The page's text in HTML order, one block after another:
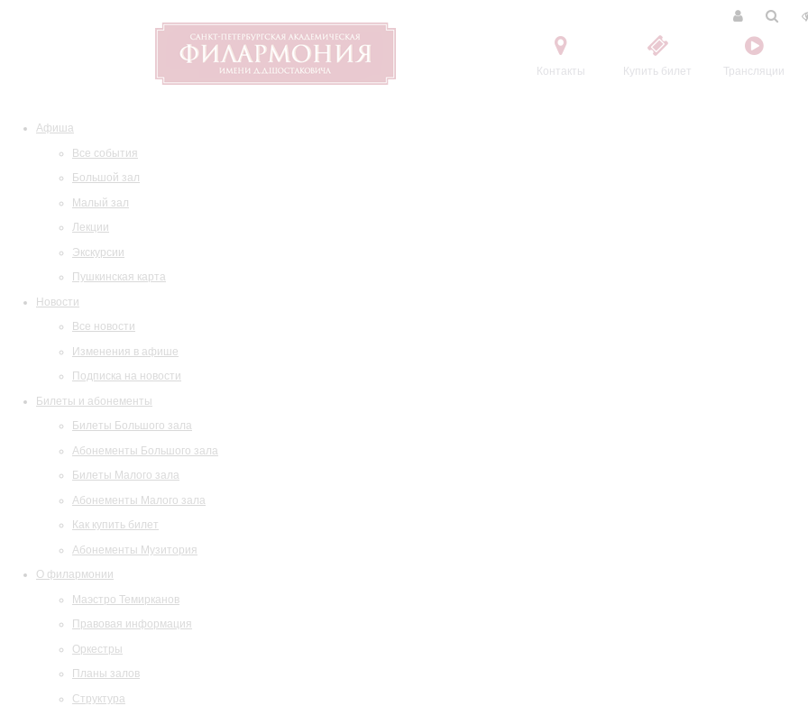
Контакты Купить билет Трансляции
Афиша
Все события
Большой зал
Малый зал
Лекции
Экскурсии
Пушкинская карта
Новости
Все новости
Изменения в афише
Подписка на новости
Билеты и абонементы
Билеты Большого зала
Абонементы Большого зала
Билеты Малого зала
Абонементы Малого зала
Как купить билет
Абонементы Музитория
О филармонии
Маэстро Темирканов
Правовая информация
Оркестры
Планы залов
Структура